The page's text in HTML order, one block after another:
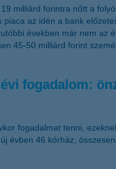
milliárd forintra nőtt a
piaca az idén a bank
években már nem az
45-50 milliárd forint
fogadalom:
fogadalmat tenni,
évben 46 kórház,